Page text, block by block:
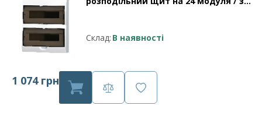
Склад: В наявності
1 074 грн